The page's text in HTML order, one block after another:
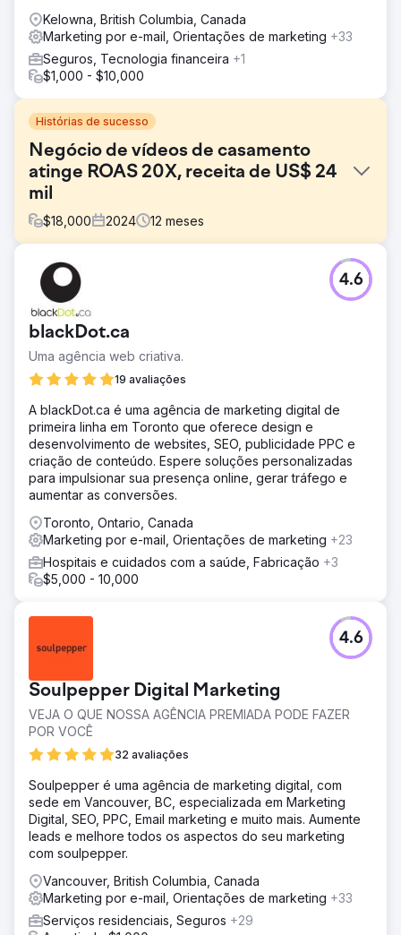
Kelowna, British Columbia, Canada
Marketing por e-mail, Orientações de marketing +33
Seguros, Tecnologia financeira +1
$1,000 - $10,000
Histórias de sucesso
Negócio de vídeos de casamento
atinge ROAS 20X, receita de US$ 24
mil
$18,000 2024 12 meses
Desafio
Empresa de vídeo corporativo que busca reformular sua
marca e entrar no mercado de videografia de casamento.
O cliente está baseado em Long Island e deseja atender
Nova York, Connecticut, Pensilvânia, Maryland, Nova
Jersey e Virgínia.
Solução
irresistível. Automatize as comunicações e o processo de
reserva de reuniões. Instale software proprietário de
rastreamento e análise de terceiros. Criar e gerenciar
campanha publicitária Meta.
Resultado
mais de 120 leads por mês (média de US$ 10/por lead) e
fechando 5% em média. A receita média do cliente é de
US$ 4.000. Agora expandimos para canais de
publicidade adicionais para aumentar ainda mais a receita
blackDot.ca
Uma agência web criativa.
19 avaliações
4.6
A blackDot.ca é uma agência de marketing digital de
primeira linha em Toronto que oferece design e
desenvolvimento de websites, SEO, publicidade PPC e
criação de conteúdo. Espere soluções personalizadas
para impulsionar sua presença online, gerar tráfego e
aumentar as conversões.
Toronto, Ontario, Canada
Marketing por e-mail, Orientações de marketing +23
Hospitais e cuidados com a saúde, Fabricação +3
$5,000 - 10,000
Soulpepper Digital Marketing
VEJA O QUE NOSSA AGÊNCIA PREMIADA PODE FAZER
POR VOCÊ
32 avaliações
4.6
Soulpepper é uma agência de marketing digital, com
sede em Vancouver, BC, especializada em Marketing
Digital, SEO, PPC, Email marketing e muito mais. Aumente
leads e melhore todos os aspectos do seu marketing
com soulpepper.
Vancouver, British Columbia, Canada
Marketing por e-mail, Orientações de marketing +33
Serviços residenciais, Seguros +29